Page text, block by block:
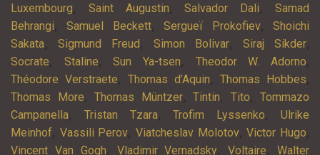
Luxembourg, Saint Augustin,Salvador Dali,Samad
Behrangi,Samuel Beckett,Sergueï Prokofiev,Shoichi
Sakata, Sigmund Freud , Simon Bolivar, Siraj Sikder,
Socrate, Staline,Sun Ya-tsen, Theodor W. Adorno,
Théodore Verstraete, Thomas d’Aquin, Thomas Hobbes,
Thomas More, Thomas Müntzer, Tintin, Tito, Tommazo
Campanella, Tristan Tzara,Trofim Lyssenko,Ulrike
Meinhof, Vassili Perov,Viatcheslav Molotov,Victor Hugo,
Vincent Van Gogh, Vladimir Vernadsky,Voltaire,Walter